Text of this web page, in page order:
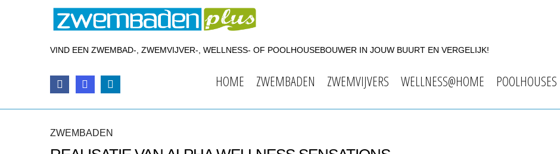
VIND EEN ZWEMBAD-, ZWEMVIJVER-, WELLNESS- OF POOLHOUSEBOUWER IN JOUW BUURT EN VERGELIJK!
HOME ZWEMBADEN ZWEMVIJVERS WELLNESS@HOME POOLHOUSES
ZWEMBADEN